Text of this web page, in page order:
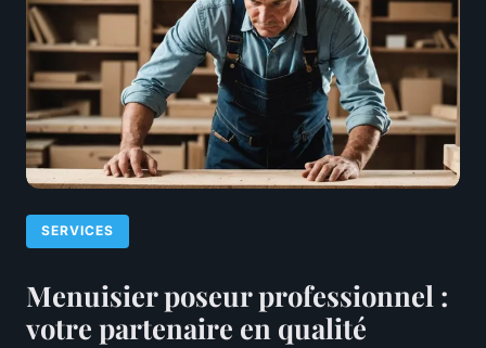
SERVICES
Menuisier poseur professionnel :
votre partenaire en qualité